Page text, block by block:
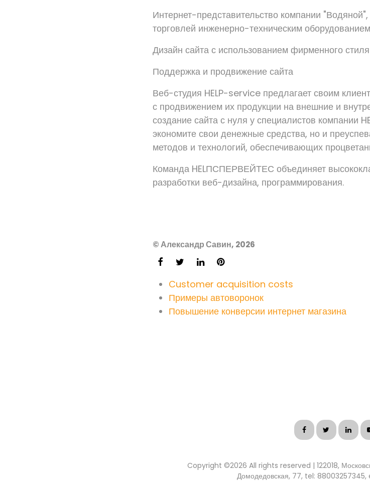
Интернет-представительство компании
торговлей инженерно-техническим
Дизайн сайта с использованием фирменного стиля
Поддержка и продвижение сайта
Веб-студия HELP-service предлагает своим
с продвижением их продукции на внешние и
создание сайта с нуля у специалистов компании
экономите свои денежные средства, но и
методов и технологий, обеспечивающих
Команда HELПСПЕРВЕЙТЕС объединяет
разработки веб-дизайна, программирования.
© Александр Савин, 2026
Customer acquisition costs
Примеры автоворонок
Повышение конверсии интернет магазина
Copyright ©2026 All rights reserved | 122018,
Домодедовская, 77, tel: